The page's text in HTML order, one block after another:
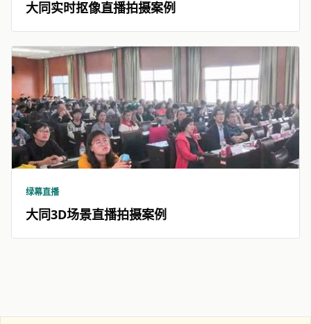
大同实时抠像直播拍摄案例
绿幕直播
大同3D场景直播拍摄案例